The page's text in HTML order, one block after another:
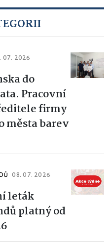
07. 2026
do
Pracovní
firmy
města barev
08. 07. 2026
leták
platný od